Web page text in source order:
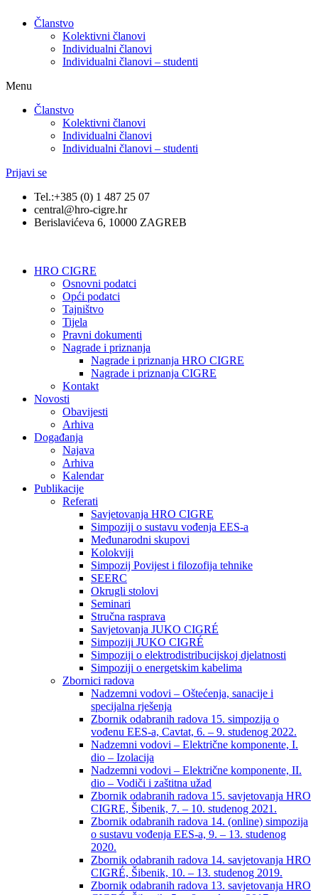
Članstvo
Kolektivni članovi
Individualni članovi
Individualni članovi – studenti
Menu
Članstvo
Kolektivni članovi
Individualni članovi
Individualni članovi – studenti
Prijavi se
Tel.:+385 (0) 1 487 25 07
central@hro-cigre.hr
Berislavićeva 6, 10000 ZAGREB
HRO CIGRE
Osnovni podatci​
Opći podatci
Tajništvo
Tijela
Pravni dokumenti
Nagrade i priznanja
Nagrade i priznanja HRO CIGRE
Nagrade i priznanja CIGRE
Kontakt
Novosti
Obavijesti
Arhiva
Događanja
Najava
Arhiva
Kalendar
Publikacije
Referati
Savjetovanja HRO CIGRE
Simpoziji o sustavu vođenja EES-a
Međunarodni skupovi
Kolokviji​
Simpozij Povijest i filozofija tehnike
SEERC
Okrugli stolovi
Seminari​
Stručna rasprava​
Savjetovanja JUKO CIGRÉ
Simpoziji JUKO CIGRÉ
Simpoziji o elektrodistribucijskoj djelatnosti
Simpoziji o energetskim kabelima
Zbornici radova
Nadzemni vodovi – Oštećenja, sanacije i
specijalna rješenja
Zbornik odabranih radova 15. simpozija o
vođenu EES-a, Cavtat, 6. – 9. studenog 2022.
Nadzemni vodovi – Električne komponente, I.
dio – Izolacija
Nadzemni vodovi – Električne komponente, II.
dio – Vodiči i zaštitna užad
Zbornik odabranih radova 15. savjetovanja HRO
CIGRE, Šibenik, 7. – 10. studenog 2021.
Zbornik odabranih radova 14. (online) simpozija
o sustavu vođenja EES-a, 9. – 13. studenog
2020.
Zbornik odabranih radova 14. savjetovanja HRO
CIGRÉ, Šibenik, 10. – 13. studenog 2019.
Zbornik odabranih radova 13. savjetovanja HRO